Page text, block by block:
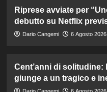
Riprese avviate per
debutto su Netflix
Dario Cangemi 6 Agosto
Cent’anni di solitudine:
giunge a un tragico e